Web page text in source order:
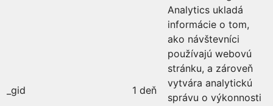
_gid 1 deň
Analytics ukladá
informácie o tom,
ako návštevníci
používajú webovú
stránku, a zároveň
vytvára analytickú
správu o výkonnosti